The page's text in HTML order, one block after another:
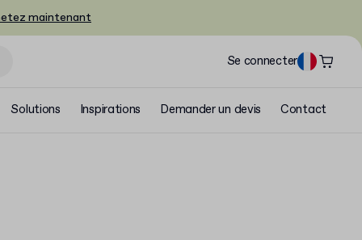
maintenant
Se connecter
Solutions Inspirations Demander un devis Contact